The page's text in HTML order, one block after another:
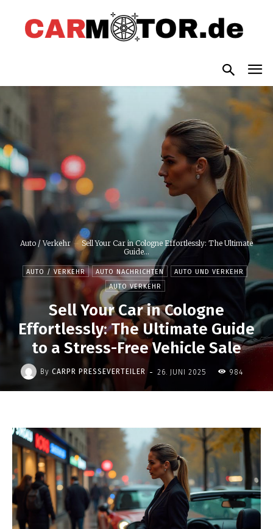
Auto / Verkehr
Sell Your Car in Cologne Effortlessly: The Ultimate
Guide...
AUTO / VERKEHR AUTO NACHRICHTEN
AUTO UND VERKEHR
AUTO VERKEHR
Sell Your Car in Cologne
Effortlessly: The Ultimate Guide
to a Stress-Free Vehicle Sale
By CARPR PRESSEVERTEILER - 26. JUNI 2025 984